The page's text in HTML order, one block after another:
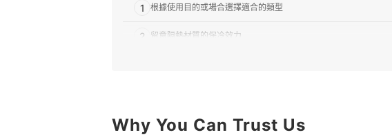
1 根據使用目的或場合選擇適合的類型
2 留意隔熱材質的保冷效力
5 選擇方便攜帶的款式
Why You Can Trust Us